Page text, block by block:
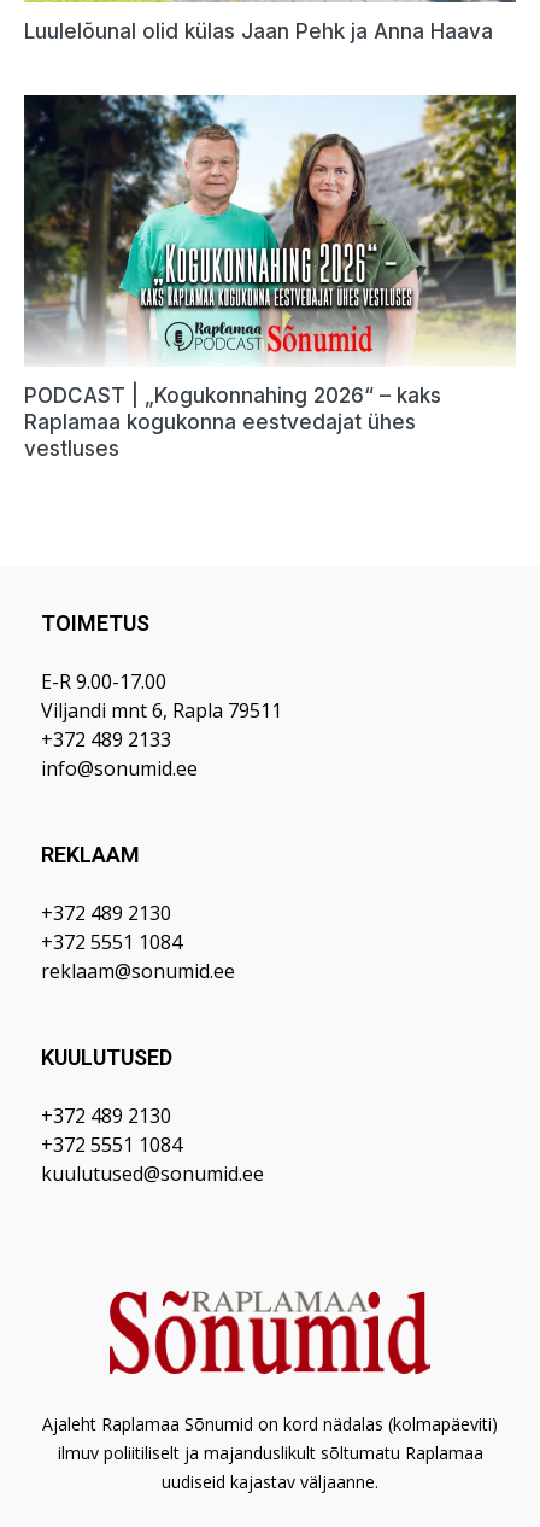
TOIMETUS
E-R 9.00-17.00
Viljandi mnt 6, Rapla 79511
+372 489 2133
info@sonumid.ee
REKLAAM
+372 489 2130
+372 5551 1084
reklaam@sonumid.ee
KUULUTUSED
+372 489 2130
+372 5551 1084
kuulutused@sonumid.ee
Ajaleht Raplamaa Sõnumid on kord nädalas (kolmapäeviti)
ilmuv poliitiliselt ja majanduslikult sõltumatu Raplamaa
uudiseid kajastav väljaanne.